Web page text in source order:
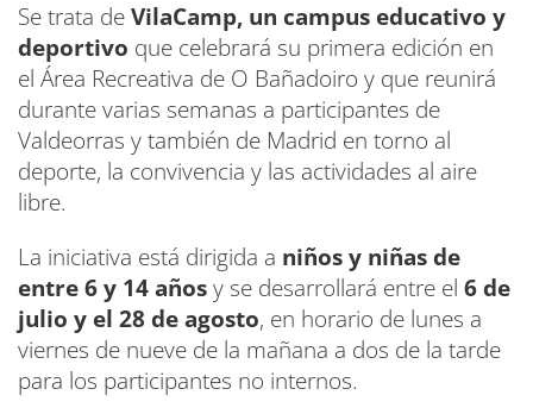
Se trata deVilaCamp, un campus educativo y
deportivo que celebrará su primera edición en
el Área Recreativa de O Bañadoiro y que reunirá
durante varias semanas a participantes de
Valdeorras y también de Madrid en torno al
deporte, la convivencia y las actividades al aire
libre.
La iniciativa está dirigida a niños y niñas de
entre 6 y 14 añosy se desarrollará entre el 6 de
julio y el 28 de agosto, en horario de lunes a
viernes de nueve de la mañana a dos de la tarde
para los participantes no internos.